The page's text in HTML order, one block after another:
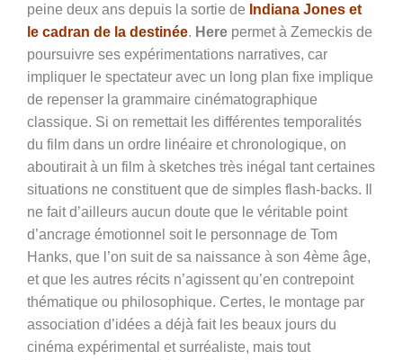
peine deux ans depuis la sortie de Indiana Jones et
le cadran de la destinée. Here permet à Zemeckis de
poursuivre ses expérimentations narratives, car
impliquer le spectateur avec un long plan fixe implique
de repenser la grammaire cinématographique
classique. Si on remettait les différentes temporalités
du film dans un ordre linéaire et chronologique, on
aboutirait à un film à sketches très inégal tant certaines
situations ne constituent que de simples flash-backs. Il
ne fait d’ailleurs aucun doute que le véritable point
d’ancrage émotionnel soit le personnage de Tom
Hanks, que l’on suit de sa naissance à son 4ème âge,
et que les autres récits n’agissent qu’en contrepoint
thématique ou philosophique. Certes, le montage par
association d’idées a déjà fait les beaux jours du
cinéma expérimental et surréaliste, mais tout